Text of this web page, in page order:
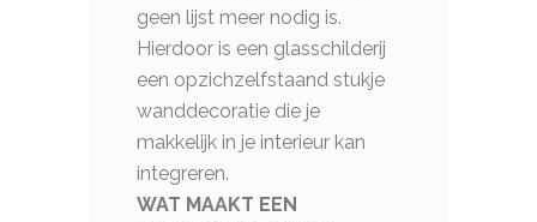
geen lijst meer nodig is.
Hierdoor is een glasschilderij
een opzichzelfstaand stukje
wanddecoratie die je
makkelijk in je interieur kan
integreren.
WAT MAAKT EEN